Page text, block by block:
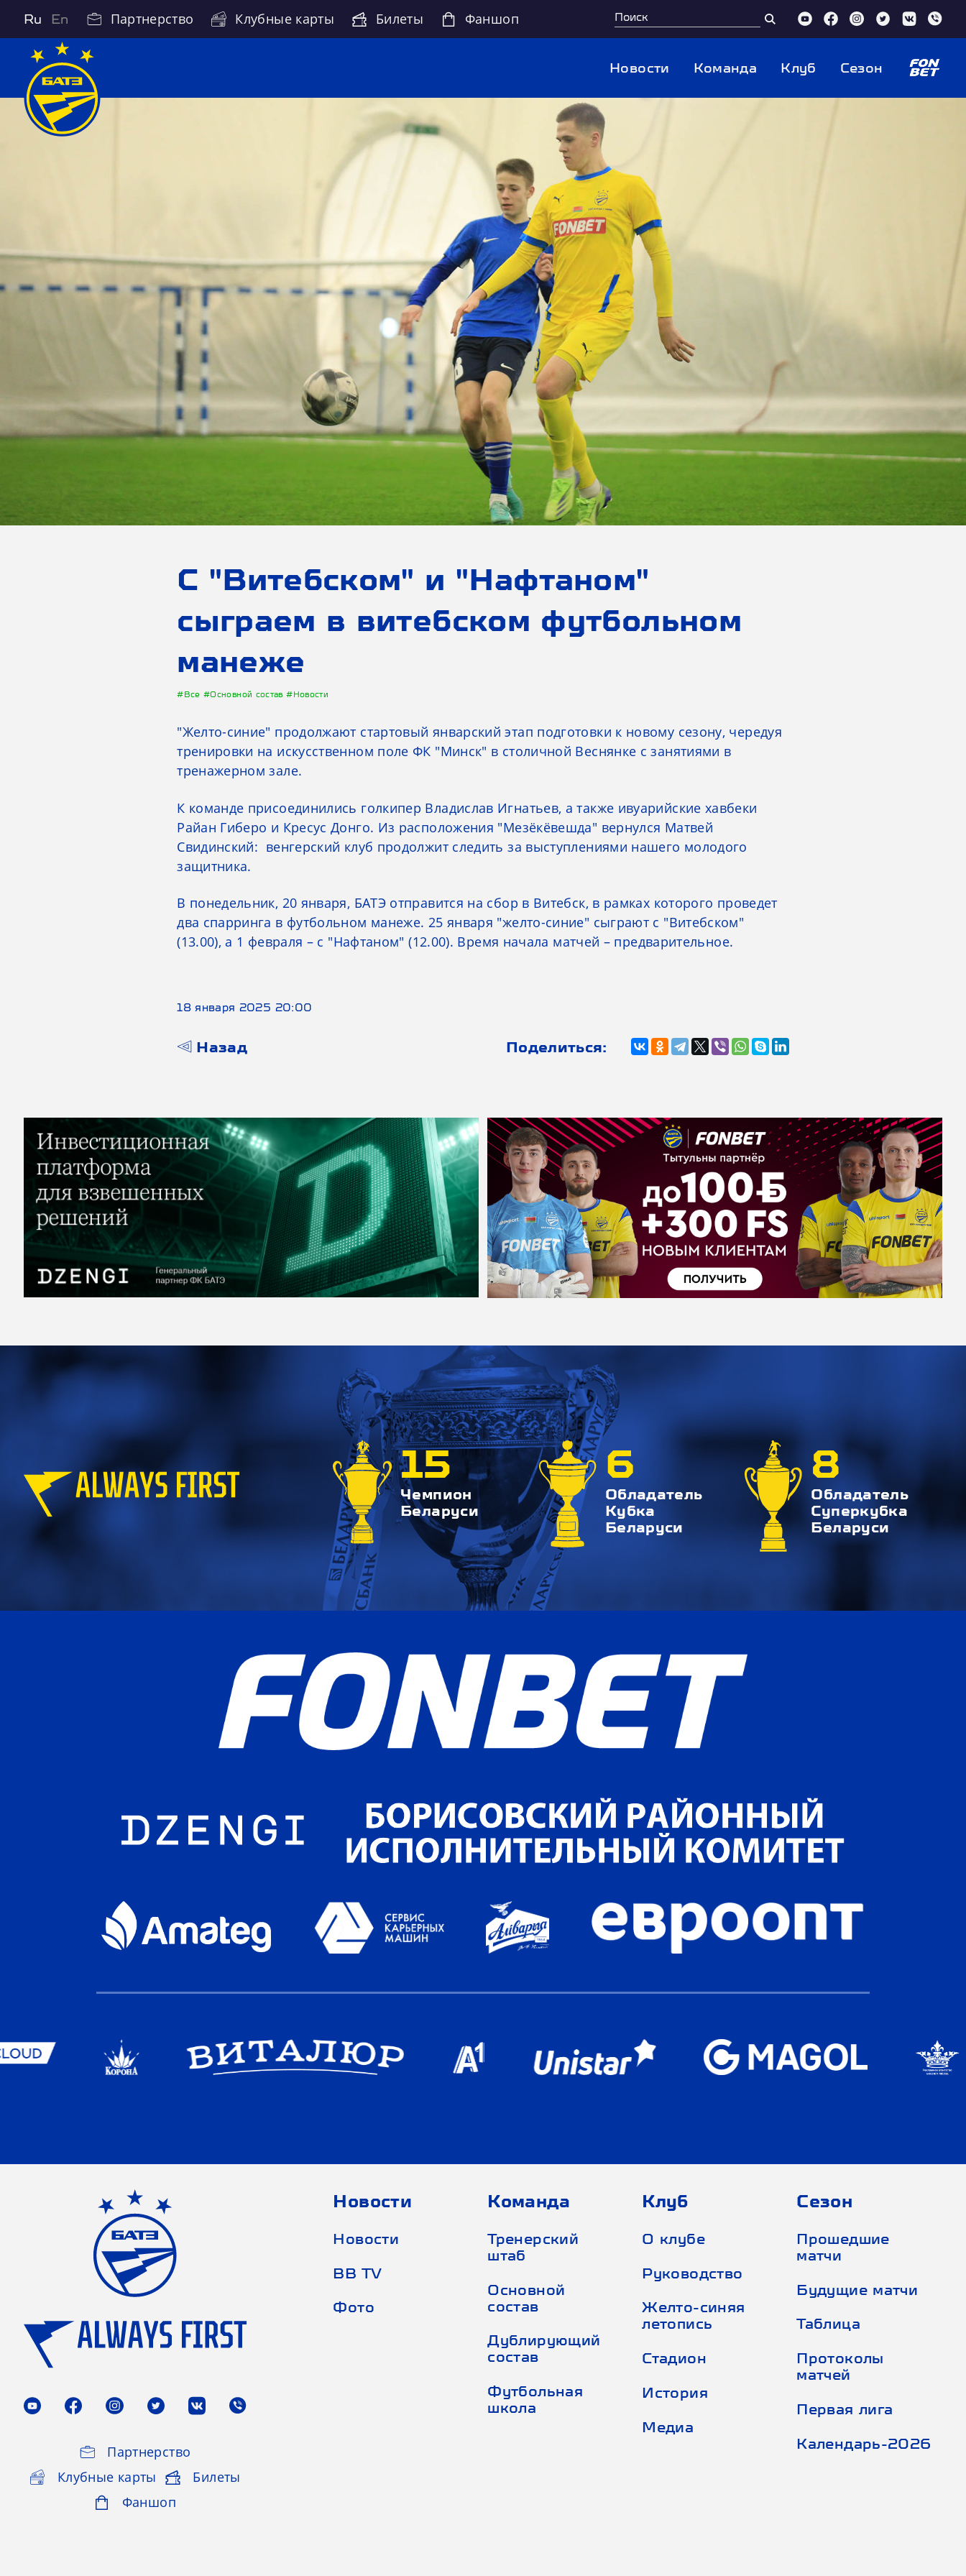
Ru En Партнерство Клубные карты Билеты Фаншоп
Новости Команда Клуб Сезон
С "Витебском" и "Нафтаном"
сыграем в витебском футбольном
манеже
#Все #Основной состав#Новости
"Желто-синие" продолжают стартовый январский этап подготовки к новому сезону, чередуя
тренировки на искусственном поле ФК "Минск" в столичной Веснянке с занятиями в
тренажерном зале.
К команде присоединились голкипер Владислав Игнатьев, а также ивуарийские хавбеки
Райан Гиберо и Кресус Донго. Из расположения "Мезёкёвешда" вернулся Матвей
Свидинский: венгерский клуб продолжит следить за выступлениями нашего молодого
защитника.
В понедельник, 20 января, БАТЭ отправится на сбор в Витебск, в рамках которого проведет
два спарринга в футбольном манеже. 25 января "желто-синие" сыграют с "Витебском"
(13.00), а 1 февраля – с "Нафтаном" (12.00). Время начала матчей – предварительное.
18 января 2025 20:00
Назад Поделиться:
15
Чемпион
Беларуси
6
Обладатель
Кубка
Беларуси
8
Обладатель
Суперкубка
Беларуси
Партнерство
Клубные карты
Билеты
Фаншоп
Новости
Новости
BB TV
Фото
Команда
Тренерский
штаб
Основной
состав
Дублирующий
состав
Футбольная
школа
Клуб
О клубе
Руководство
Желто-синяя
летопись
Стадион
История
Медиа
Сезон
Прошедшие
матчи
Будущие матчи
Таблица
Протоколы
матчей
Первая лига
Календарь-2026